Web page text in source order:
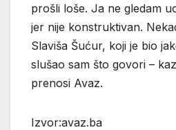
prošli loše. Ja ne gledam
jer nije konstruktivan.
Slaviša Šućur, koji je bio
slušao sam što govori –
prenosi Avaz.
Izvor:avaz.ba